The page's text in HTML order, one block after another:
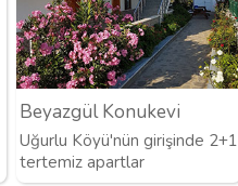
Beyazgül Konukevi
Uğurlu Köyü'nün girişinde 2+1
tertemiz apartlar